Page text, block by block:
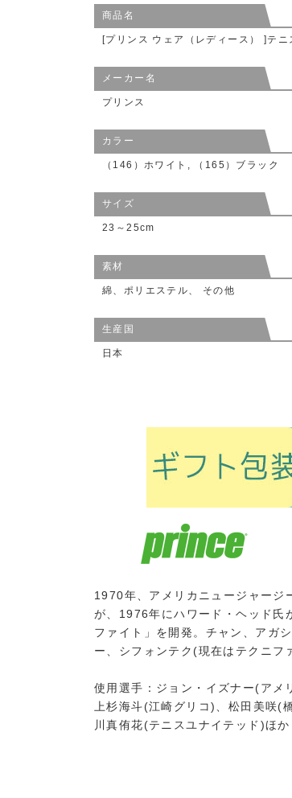
商品名
[プリンス ウェア（レディース） ]テ
メーカー名
プリンス
カラー
（146）ホワイト, （165）ブラック
サイズ
23～25cm
素材
綿、ポリエステル、 その他
生産国
日本
1970年、アメリカニュージャージ
が、1976年にハワード・ヘッド氏
ファイト」を開発。チャン、アガ
ー、シフォンテク(現在はテクニフ
使用選手：ジョン・イズナー(アメ
上杉海斗(江崎グリコ)、松田美咲
川真侑花(テニスユナイテッド)ほか